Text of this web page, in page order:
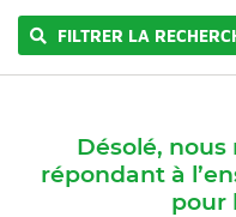
FILTRER LA
Désolé, nous
répondant à
pour